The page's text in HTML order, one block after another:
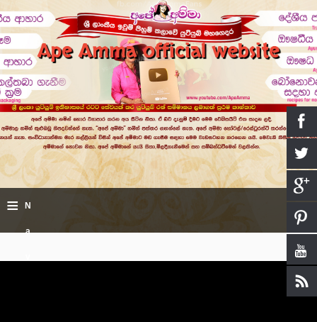
Ape Amma official website
≡ N
a